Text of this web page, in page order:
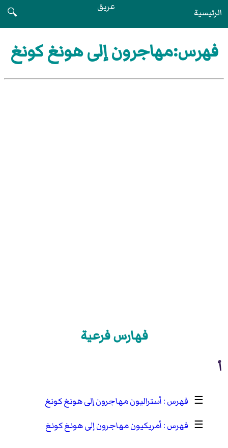
الرئيسية عريق
🔍
فهرس:مهاجرون إلى هونغ كونغ
فهارس فرعية
أ
☰
أستراليون مهاجرون إلى هونغ كونغ
☰
أمريكيون مهاجرون إلى هونغ كونغ